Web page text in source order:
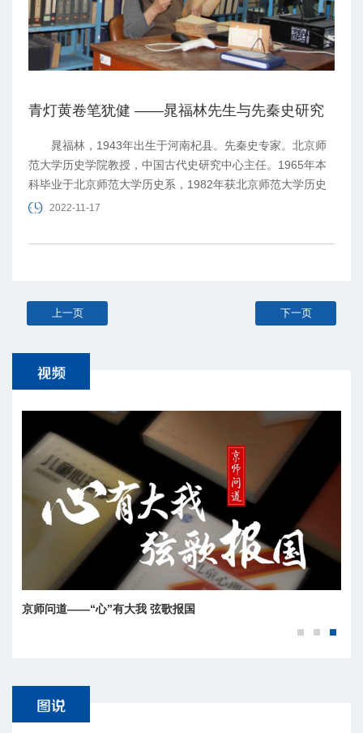
青灯黄卷笔犹健 ——晁福林先生与先秦史研究
晁福林，1943年出生于河南杞县。先秦史专家。北京师
范大学历史学院教授，中国古代史研究中心主任。1965年本
科毕业于北京师范大学历史系，1982年获北京师范大学历史
系硕士学位，留校任教。著有《先秦社会形态研究》《夏商西
2022-11-17
上一页 下一页
北京师范大学北京校区2026年毕业典礼快闪